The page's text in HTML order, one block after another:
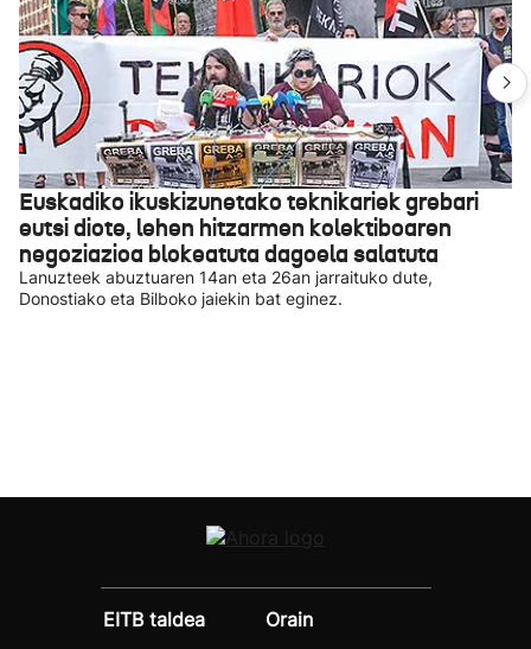
Euskadiko ikuskizunetako teknikariek grebari
eutsi diote, lehen hitzarmen kolektiboaren
negoziazioa blokeatuta dagoela salatuta
Lanuzteek abuztuaren 14an eta 26an jarraituko dute,
Donostiako eta Bilboko jaiekin bat eginez.
EITB taldea Orain